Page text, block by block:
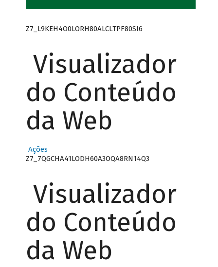
Z7_L9KEH4O0LORH80ALCLTPF80SI6
Visualizador
do Conteúdo
da Web
Ações
Z7_7QGCHA41LODH60A3OQA8RN14Q3
Visualizador
do Conteúdo
da Web